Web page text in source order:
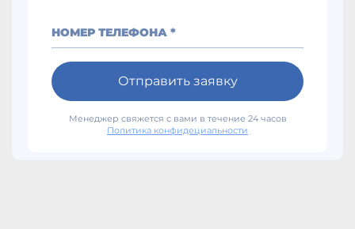
НОМЕР ТЕЛЕФОНА *
Отправить заявку
Менеджер свяжется с вами в течение 24 часов
Политика конфидециальности